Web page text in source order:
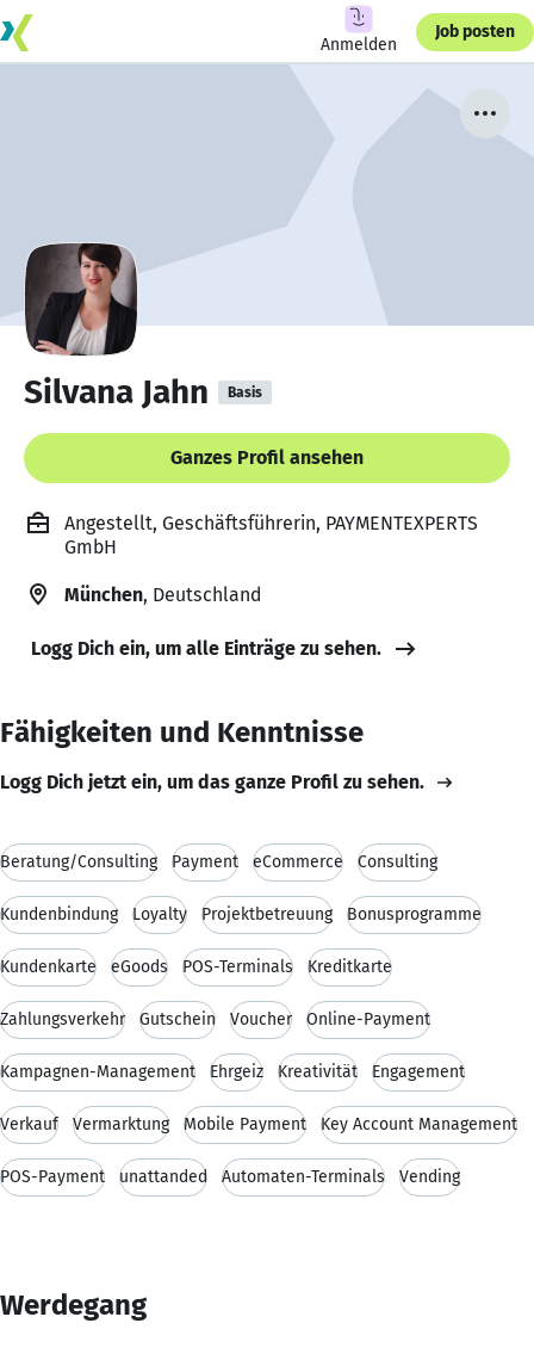
Anmelden
Job posten
Silvana Jahn Basis
Ganzes Profil ansehen
Angestellt, Geschäftsführerin, PAYMENTEXPERTS
GmbH
München, Deutschland
Logg Dich ein, um alle Einträge zu sehen.
Fähigkeiten und Kenntnisse
Logg Dich jetzt ein, um das ganze Profil zu sehen.
Beratung/Consulting Payment eCommerce Consulting
Kundenbindung Loyalty Projektbetreuung Bonusprogramme
Kundenkarte eGoods POS-Terminals Kreditkarte
Zahlungsverkehr Gutschein Voucher Online-Payment
Kampagnen-Management Ehrgeiz Kreativität Engagement
Verkauf Vermarktung Mobile Payment Key Account Management
POS-Payment unattanded Automaten-Terminals Vending
Werdegang